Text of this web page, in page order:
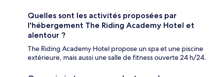
Quelles sont les activités proposées par
l'hébergement The Riding Academy Hotel et
alentour ?
The Riding Academy Hotel propose un spa et une piscine
extérieure, mais aussi une salle de fitness ouverte 24 h/24.